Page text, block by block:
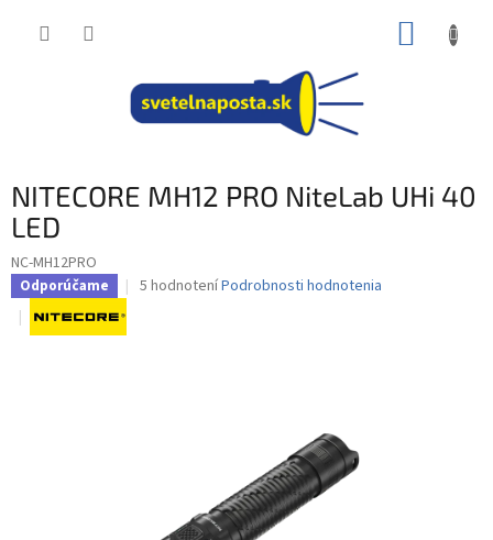
NITECORE MH12 PRO NiteLab UHi 40
LED
NC-MH12PRO
Odporúčame
Priemerné
5 hodnoteníPodrobnosti hodnotenia